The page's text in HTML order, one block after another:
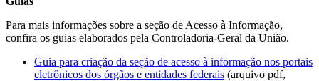
Para mais informações sobre a seção de Acesso à Informação,
confira os guias elaborados pela Controladoria-Geral da União.
Guia para criação da seção de acesso à informação nos portais
eletrônicos dos órgãos e entidades federais (arquivo pdf,